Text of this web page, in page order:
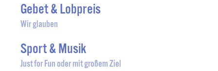
Gebet & Lobpreis
Wir glauben
Sport & Musik
Just for Fun oder mit großem Ziel